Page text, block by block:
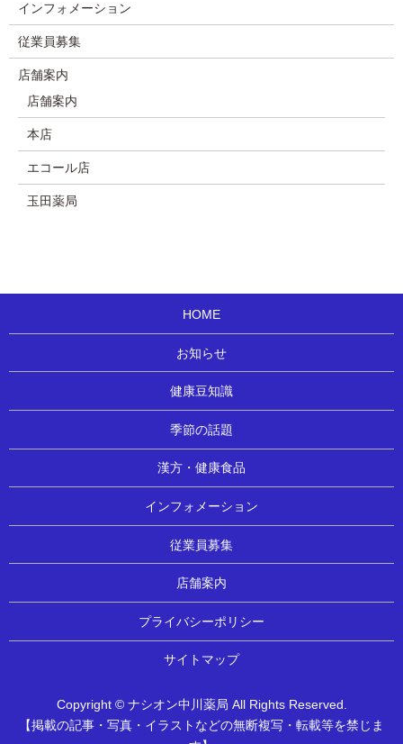
インフォメーション
従業員募集
店舗案内
店舗案内
本店
エコール店
玉田薬局
HOME
お知らせ
健康豆知識
季節の話題
漢方・健康食品
インフォメーション
従業員募集
店舗案内
プライバシーポリシー
サイトマップ
Copyright © ナシオン中川薬局 All Rights Reserved.
【掲載の記事・写真・イラストなどの無断複写・転載等を禁じま